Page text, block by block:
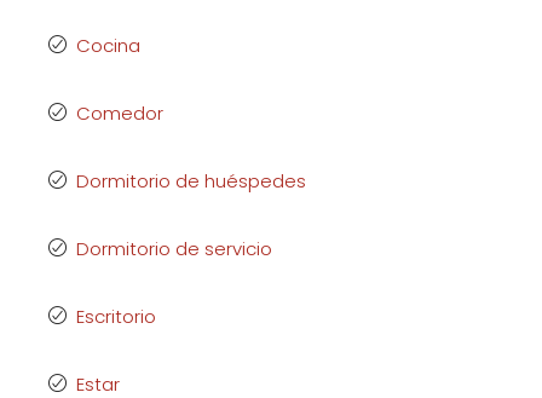
Cocina
Comedor
Dormitorio de huéspedes
Dormitorio de servicio
Escritorio
Estar